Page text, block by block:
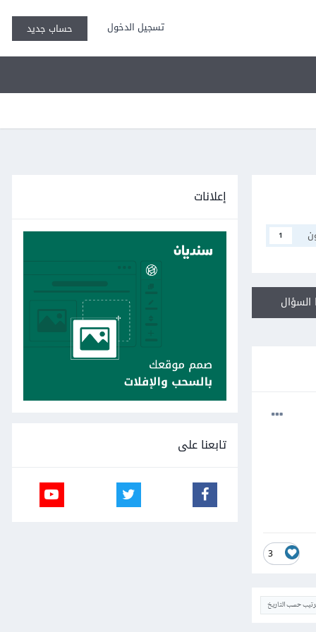
تسجيل الدخول حساب جديد
1
3
حسب التاريخ
إعلانات
تابعنا على